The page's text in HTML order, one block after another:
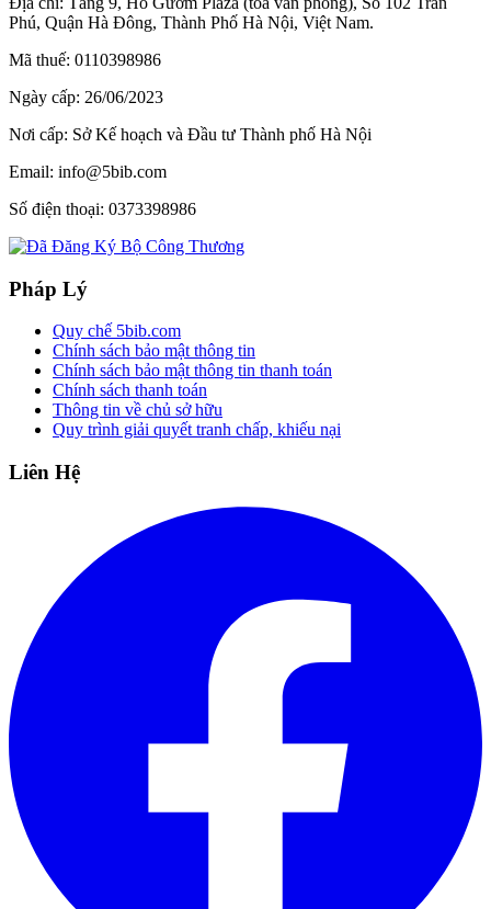
Phú, Quận Hà Đông, Thành Phố Hà Nội, Việt Nam.
Mã thuế: 0110398986
Ngày cấp: 26/06/2023
Nơi cấp: Sở Kế hoạch và Đầu tư Thành phố Hà Nội
Email: info@5bib.com
Số điện thoại: 0373398986
Pháp Lý
Quy chế 5bib.com
Chính sách bảo mật thông tin
Chính sách bảo mật thông tin thanh toán
Chính sách thanh toán
Thông tin về chủ sở hữu
Quy trình giải quyết tranh chấp, khiếu nại
Liên Hệ